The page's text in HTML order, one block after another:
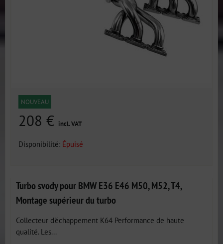
NOUVEAU
208 € incl. VAT
Disponibilité: Épuisé
Turbo svody pour BMW E36 E46 M50, M52, T4,
Montage supérieur du turbo
Collecteur d'échappement K64 Performance de haute
qualité. Les...